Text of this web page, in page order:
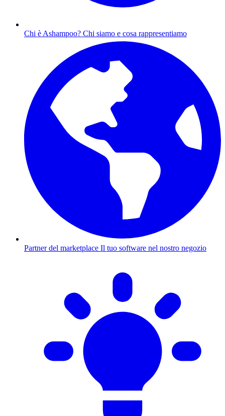
Chi è Ashampoo? Chi siamo e cosa rappresentiamo
Partner del marketplace Il tuo software nel nostro negozio